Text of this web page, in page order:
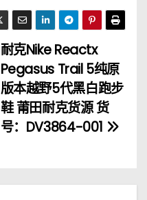
耐克Nike Reactx
Pegasus Trail 5纯原
版本越野5代黑白跑步
鞋 莆田耐克货源 货
号：DV3864-001